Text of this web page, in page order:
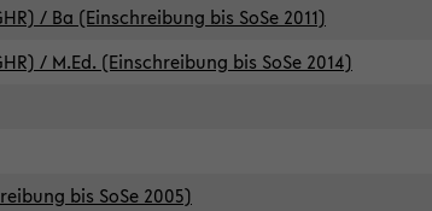
/ Ba (Einschreibung bis SoSe 2011)
/ M.Ed. (Einschreibung bis SoSe 2014)
bis SoSe 2005)